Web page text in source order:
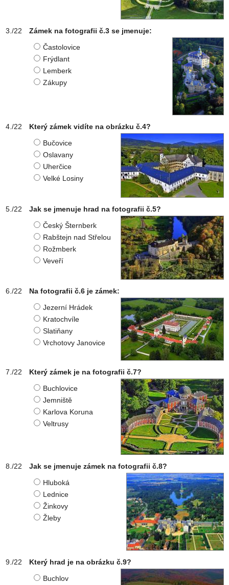
Zámek na fotografii č.3 se jmenuje:
Častolovice
Frýdlant
Lemberk
Zákupy
Který zámek vidíte na obrázku č.4?
Bučovice
Oslavany
Uherčice
Velké Losiny
Jak se jmenuje hrad na fotografii č.5?
Český Šternberk
Rabštejn nad Střelou
Rožmberk
Veveří
Na fotografii č.6 je zámek:
Jezerní Hrádek
Kratochvíle
Slatiňany
Vrchotovy Janovice
Který zámek je na fotografii č.7?
Buchlovice
Jemniště
Karlova Koruna
Veltrusy
Jak se jmenuje zámek na fotografii č.8?
Hluboká
Lednice
Žinkovy
Žleby
Který hrad je na obrázku č.9?
Buchlov